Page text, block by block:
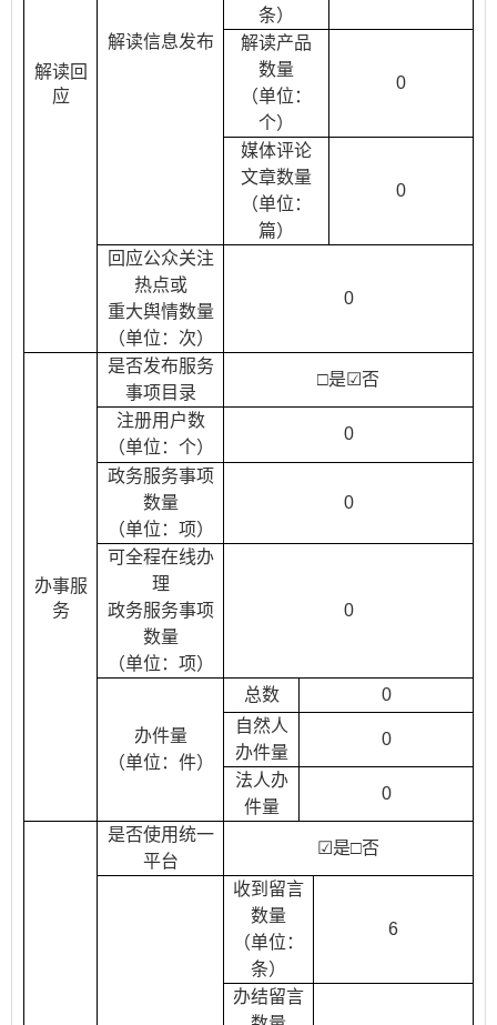
解读回
应
解读信息发布
条）
解读产品
数量
（单位：
个）
0
媒体评论
文章数量
（单位：
篇）
0
回应公众关注
热点或
重大舆情数量
（单位：次）
0
办事服
务
是否发布服务
事项目录
□是☑否
注册用户数
（单位：个）
0
政务服务事项
数量
（单位：项）
0
可全程在线办
理
政务服务事项
数量
（单位：项）
0
办件量
（单位：件）
总数
0
自然人
办件量
0
法人办
件量
0
是否使用统一
平台
☑是□否
收到留言
数量
（单位：
条）
6
办结留言